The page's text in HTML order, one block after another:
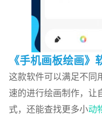
《手机画板绘画》
这款软件可以满足不同
速的进行绘画制作，让
式，还能查找更多小动